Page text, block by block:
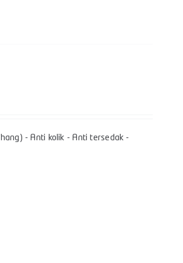
- Anti kolik - Anti tersedak -